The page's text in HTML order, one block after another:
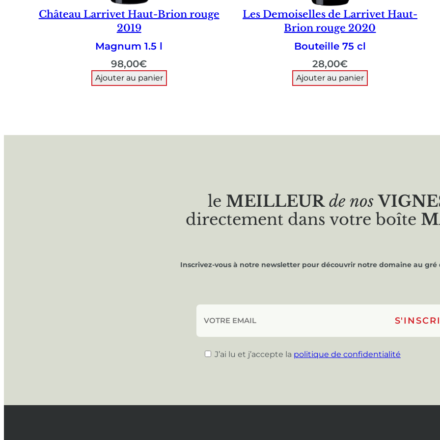
Château Larrivet Haut-Brion rouge
2019
Magnum 1.5 l
98,00€
Ajouter au panier
Les Demoiselles de Larrivet Haut-
Brion rouge 2020
Bouteille 75 cl
28,00€
Ajouter au panier
le MEILLEUR de nos
directement dans votre boîte
Inscrivez-vous à notre newsletter pour découvrir notre domaine au gré
J’ai lu et j’accepte la politique de confidentialité